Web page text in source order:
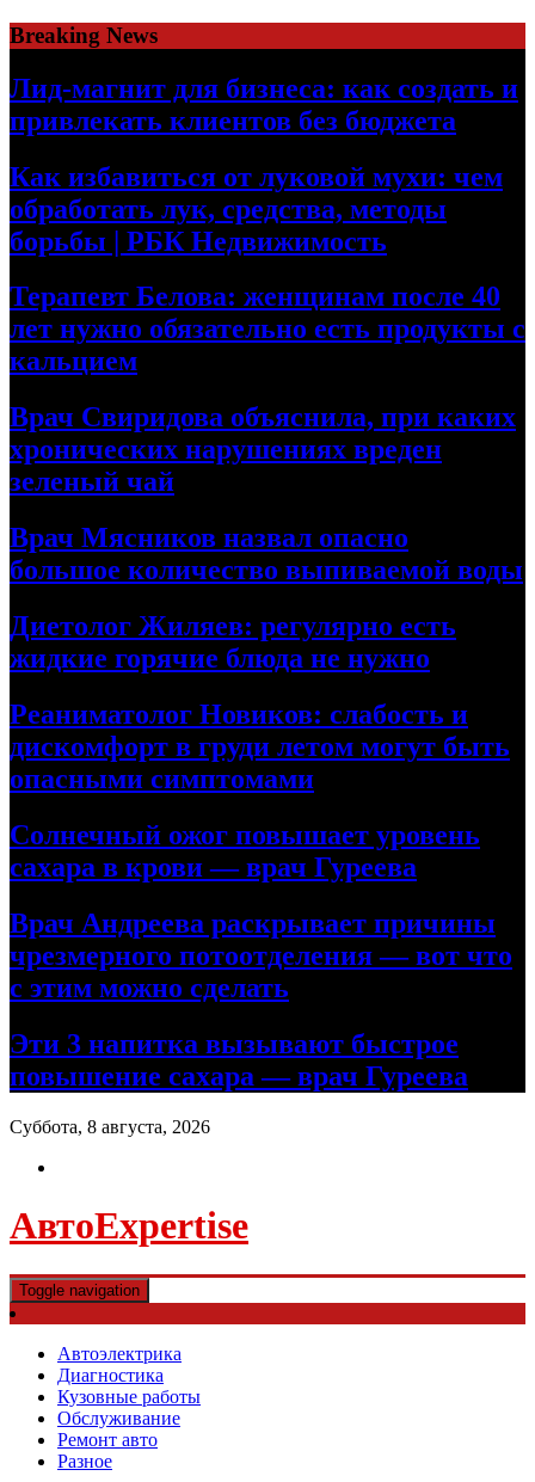
Skip
to
content
Breaking News
Лид-магнит для бизнеса: как создать и
привлекать клиентов без бюджета
Как избавиться от луковой мухи: чем
обработать лук, средства, методы
борьбы | РБК Недвижимость
Терапевт Белова: женщинам после 40
лет нужно обязательно есть продукты с
кальцием
Врач Свиридова объяснила, при каких
хронических нарушениях вреден
зеленый чай
Врач Мясников назвал опасно
большое количество выпиваемой воды
Диетолог Жиляев: регулярно есть
жидкие горячие блюда не нужно
Реаниматолог Новиков: слабость и
дискомфорт в груди летом могут быть
опасными симптомами
Солнечный ожог повышает уровень
сахара в крови — врач Гуреева
Врач Андреева раскрывает причины
чрезмерного потоотделения — вот что
с этим можно сделать
Эти 3 напитка вызывают быстрое
повышение сахара — врач Гуреева
Суббота, 8 августа, 2026
АвтоExpertise
Toggle navigation
Автоэлектрика
Диагностика
Кузовные работы
Обслуживание
Ремонт авто
Разное